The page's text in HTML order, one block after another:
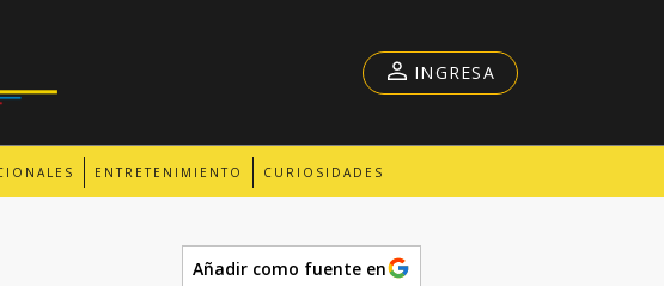
ENTRETENIMIENTO CURIOSIDADES
INGRESA
Añadir como fuente en